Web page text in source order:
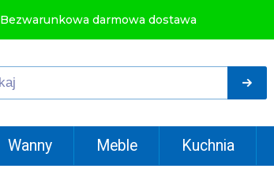
Bezwarunkowa darmowa dostawa
Wanny Meble Kuchnia